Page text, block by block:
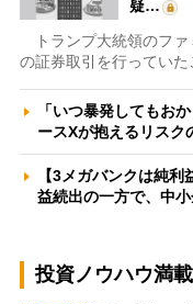
疑…
トランプ大統領のファ
の証券取引を行ってい
「いつ暴発してもお
ースXが抱えるリス
【3メガバンクは純
益続出の一方で、中
投資ノウハウ満